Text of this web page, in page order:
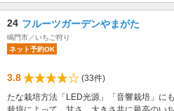
24 フルーツガーデンやまがた
鳴門市／いちご狩り
ネット予約OK
3.8
(33件)
たな栽培方法「LED光源」「音響栽培」に